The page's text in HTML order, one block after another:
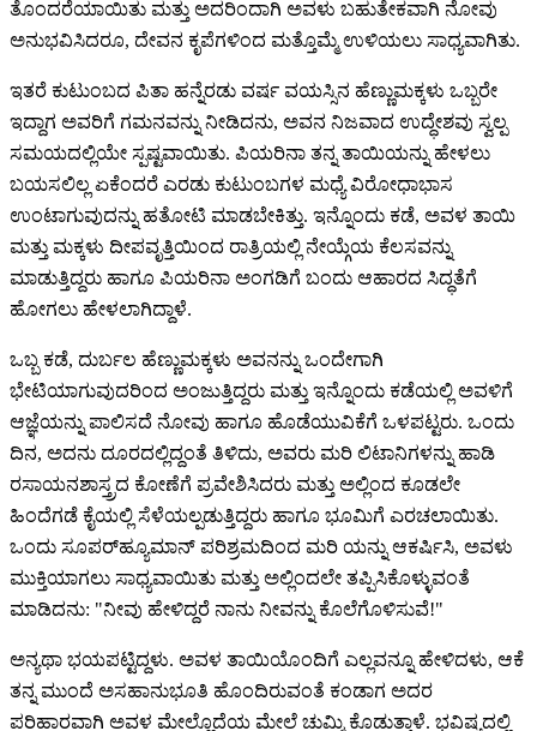
ತೊಂದರೆಯಾಯಿತು ಮತ್ತು ಅದರಿಂದಾಗಿ ಅವಳು ಬಹುತೇಕವಾಗಿ ನೋವು
ಅನುಭವಿಸಿದರೂ, ದೇವನ ಕೃಪೆಗಳಿಂದ ಮತ್ತೊಮ್ಮೆ ಉಳಿಯಲು ಸಾಧ್ಯವಾಗಿತು.
ಇತರೆ ಕುಟುಂಬದ ಪಿತಾ ಹನ್ನೆರಡು ವರ್ಷ ವಯಸ್ಸಿನ ಹೆಣ್ಣುಮಕ್ಕಳು ಒಬ್ಬರೇ
ಇದ್ದಾಗ ಅವರಿಗೆ ಗಮನವನ್ನು ನೀಡಿದನು, ಅವನ ನಿಜವಾದ ಉದ್ಧೇಶವು ಸ್ವಲ್ಪ
ಸಮಯದಲ್ಲಿಯೇ ಸ್ಪಷ್ಟವಾಯಿತು. ಪಿಯರಿನಾ ತನ್ನ ತಾಯಿಯನ್ನು ಹೇಳಲು
ಬಯಸಲಿಲ್ಲ ಏಕೆಂದರೆ ಎರಡು ಕುಟುಂಬಗಳ ಮಧ್ಯೆ ವಿರೋಧಾಭಾಸ
ಉಂಟಾಗುವುದನ್ನು ಹತೋಟಿ ಮಾಡಬೇಕಿತ್ತು. ಇನ್ನೊಂದು ಕಡೆ, ಅವಳ ತಾಯಿ
ಮತ್ತು ಮಕ್ಕಳು ದೀಪವೃತ್ತಿಯಿಂದ ರಾತ್ರಿಯಲ್ಲಿ ನೇಯ್ಗೆಯ ಕೆಲಸವನ್ನು
ಮಾಡುತ್ತಿದ್ದರು ಹಾಗೂ ಪಿಯರಿನಾ ಅಂಗಡಿಗೆ ಬಂದು ಆಹಾರದ ಸಿದ್ಧತೆಗೆ
ಹೋಗಲು ಹೇಳಲಾಗಿದ್ದಾಳೆ.
ಒಬ್ಬ ಕಡೆ, ದುರ್ಬಲ ಹೆಣ್ಣುಮಕ್ಕಳು ಅವನನ್ನು ಒಂದೇಗಾಗಿ
ಭೇಟಿಯಾಗುವುದರಿಂದ ಅಂಜುತ್ತಿದ್ದರು ಮತ್ತು ಇನ್ನೊಂದು ಕಡೆಯಲ್ಲಿ ಅವಳಿಗೆ
ಆಜ್ಞೆಯನ್ನು ಪಾಲಿಸದೆ ನೋವು ಹಾಗೂ ಹೊಡೆಯುವಿಕೆಗೆ ಒಳಪಟ್ಟರು. ಒಂದು
ದಿನ, ಅದನು ದೂರದಲ್ಲಿದ್ದಂತೆ ತಿಳಿದು, ಅವರು ಮರಿ ಲಿಟಾನಿಗಳನ್ನು ಹಾಡಿ
ರಸಾಯನಶಾಸ್ತ್ರದ ಕೋಣೆಗೆ ಪ್ರವೇಶಿಸಿದರು ಮತ್ತು ಅಲ್ಲಿಂದ ಕೂಡಲೇ
ಹಿಂದೆಗಡೆ ಕೈಯಲ್ಲಿ ಸೆಳೆಯಲ್ಪಡುತ್ತಿದ್ದರು ಹಾಗೂ ಭೂಮಿಗೆ ಎರಚಲಾಯಿತು.
ಒಂದು ಸೂಪರ್‌ಹ್ಯೂಮಾನ್ ಪರಿಶ್ರಮದಿಂದ ಮರಿ ಯನ್ನು ಆಕರ್ಷಿಸಿ, ಅವಳು
ಮುಕ್ತಿಯಾಗಲು ಸಾಧ್ಯವಾಯಿತು ಮತ್ತು ಅಲ್ಲಿಂದಲೇ ತಪ್ಪಿಸಿಕೊಳ್ಳುವಂತೆ
ಮಾಡಿದನು: "ನೀವು ಹೇಳಿದ್ದರೆ ನಾನು ನೀವನ್ನು ಕೊಲೆಗೊಳಿಸುವೆ!"
ಅನ್ಯಥಾ ಭಯಪಟ್ಟಿದ್ದಳು. ಅವಳ ತಾಯಿಯೊಂದಿಗೆ ಎಲ್ಲವನ್ನೂ ಹೇಳಿದಳು, ಆಕೆ
ತನ್ನ ಮುಂದೆ ಅಸಹಾನುಭೂತಿ ಹೊಂದಿರುವಂತೆ ಕಂಡಾಗ ಅದರ
ಪರಿಹಾರವಾಗಿ ಅವಳ ಮೇಲ್ಹೊದೆಯ ಮೇಲೆ ಚುಮ್ಮಿ ಕೊಡುತ್ತಾಳೆ. ಭವಿಷ್ಯದಲ್ಲಿ